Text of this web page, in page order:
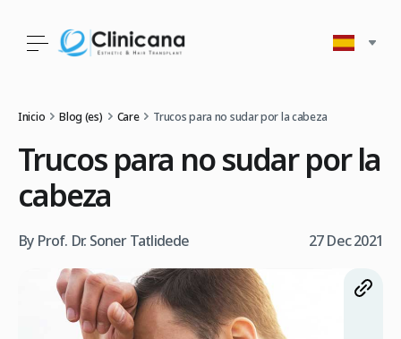
Inicio Blog (es) Care Trucos para no sudar por la cabeza
Trucos para no sudar por la
cabeza
By Prof. Dr. Soner Tatlidede 27 Dec 2021